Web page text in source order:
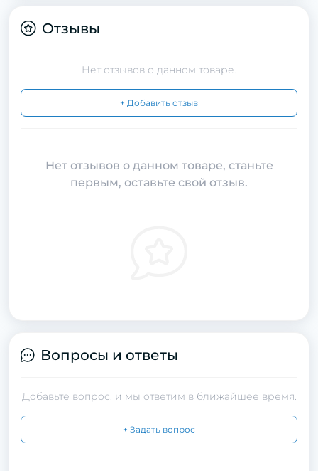
Отзывы
Нет отзывов о данном товаре.
+ Добавить отзыв
Нет отзывов о данном товаре, станьте
первым, оставьте свой отзыв.
Вопросы и ответы
Добавьте вопрос, и мы ответим в ближайшее время.
+ Задать вопрос